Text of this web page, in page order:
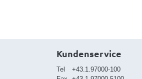
Kundenservice
Tel
+43.1.97000-100